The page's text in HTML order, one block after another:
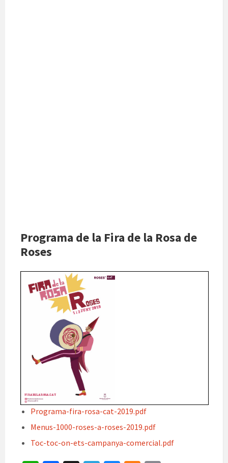
Programa de la Fira de la Rosa de
Roses
Programa-fira-rosa-cat-2019.pdf
Menus-1000-roses-a-roses-2019.pdf
Toc-toc-on-ets-campanya-comercial.pdf